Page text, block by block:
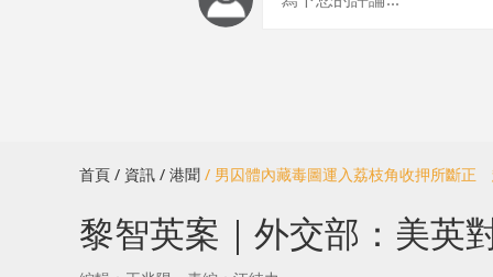
首頁 / 資訊 / 港聞 / 男囚體內藏毒圖運入荔枝角收押所斷正
黎智英案｜外交部：美